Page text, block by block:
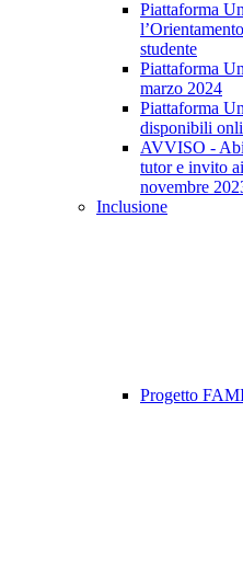
Piattaforma
studente
Piattaforma
marzo 2024
Piattaforma
disponibili
AVVISO -
tutor e invito
novembre
Inclusione
Progetto